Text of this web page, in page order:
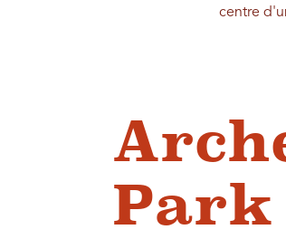
centre
Park